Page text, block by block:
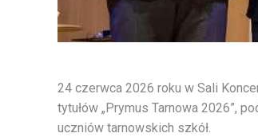
24 czerwca 2026 roku w Sali
tytułów „Prymus Tarnowa 2026”,
uczniów tarnowskich szkół.